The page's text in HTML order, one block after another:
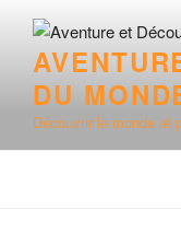
contenu
principal
DU
Découvrir le monde et